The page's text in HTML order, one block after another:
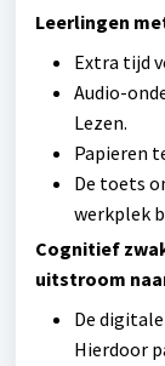
Leerlingen
Extra tijd
Audio-
Lezen.
Papieren
De toets
werkplek
Cognitief
uitstroom
De
Hierdoor